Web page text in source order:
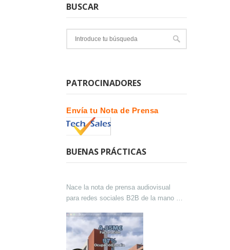
BUSCAR
PATROCINADORES
Envía tu Nota de Prensa
BUENAS PRÁCTICAS
Nace la nota de prensa audiovisual
para redes sociales B2B de la mano de